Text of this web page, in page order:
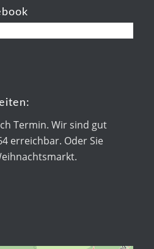
Termin. Wir sind gut
erreichbar. Oder Sie